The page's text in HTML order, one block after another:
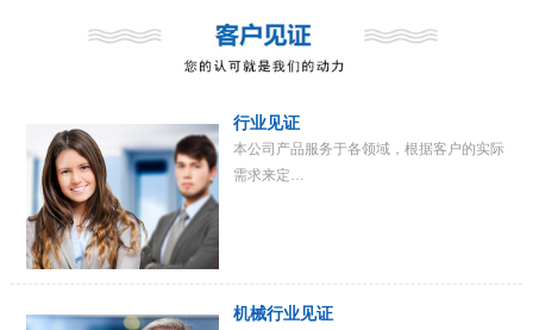
行业见证
本公司产品服务于各领域，根据客户的实际
需求来定…
机械行业见证